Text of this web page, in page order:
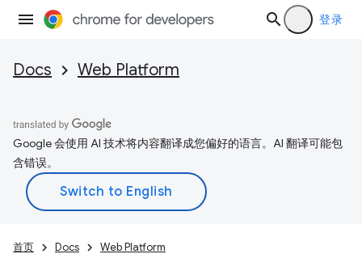
登录
Docs Web Platform
Google 会使用 AI 技术将内容翻译成您偏好的语言。AI 翻译可能包
含错误。
首页 Docs Web Platform